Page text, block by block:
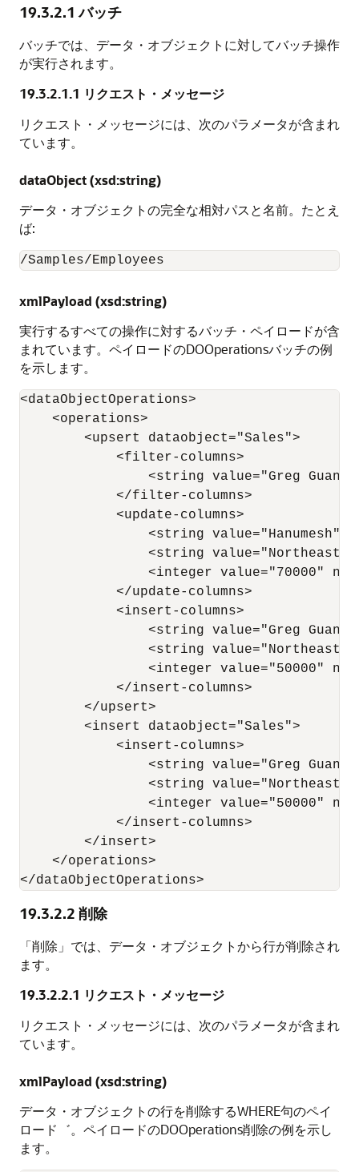
19.3.2.1バッチ
バッチでは、データ・オブジェクトに対してバッチ操作
が実行されます。
19.3.2.1.1 リクエスト・メッセージ
リクエスト・メッセージには、次のパラメータが含まれ
ています。
dataObject (xsd:string)
データ・オブジェクトの完全な相対パスと名前。たとえ
ば:
/Samples/Employees
xmlPayload (xsd:string)
実行するすべての操作に対するバッチ・ペイロードが含
まれています。ペイロードのDOOperationsバッチの例
を示します。
<dataObjectOperations>
    <operations>
        <upsert dataobject="Sales">
            <filter-columns>
<string value="Greg Guan"
            </filter-columns>
            <update-columns>
<string value="Hanumesh"
<string value="Northeast"
<integer value="70000"
            </update-columns>
            <insert-columns>
<string value="Greg Guan"
<string value="Northeast"
<integer value="50000"
            </insert-columns>
        </upsert>
        <insert dataobject="Sales">
            <insert-columns>
<string value="Greg
<string value="Northeast"
<integer value="50000"
            </insert-columns>
        </insert>
    </operations>
</dataObjectOperations>
19.3.2.2 削除
「削除」では、データ・オブジェクトから行が削除され
ます。
19.3.2.2.1 リクエスト・メッセージ
リクエスト・メッセージには、次のパラメータが含まれ
ています。
xmlPayload (xsd:string)
データ・オブジェクトの行を削除するWHERE句のペイ
ロード゛。ペイロードのDOOperations削除の例を示し
ます。